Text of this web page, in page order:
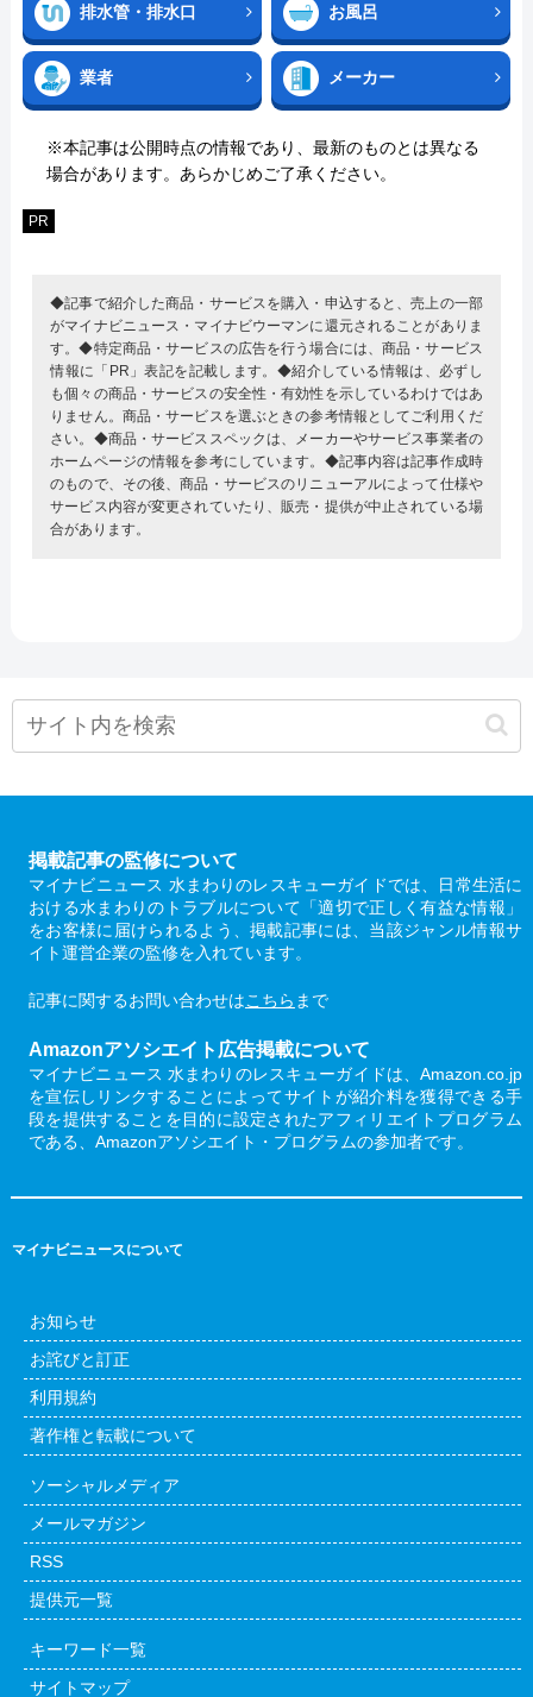
排水管・排水口 お風呂
業者 メーカー
※本記事は公開時点の情報であり、最新のものとは異なる
場合があります。あらかじめご了承ください。
PR
◆記事で紹介した商品・サービスを購入・申込すると、売上の一部
がマイナビニュース・マイナビウーマンに還元されることがありま
す。◆特定商品・サービスの広告を行う場合には、商品・サービス
情報に「PR」表記を記載します。◆紹介している情報は、必ずし
も個々の商品・サービスの安全性・有効性を示しているわけではあ
りません。商品・サービスを選ぶときの参考情報としてご利用くだ
さい。◆商品・サービススペックは、メーカーやサービス事業者の
ホームページの情報を参考にしています。◆記事内容は記事作成時
のもので、その後、商品・サービスのリニューアルによって仕様や
サービス内容が変更されていたり、販売・提供が中止されている場
合があります。
掲載記事の監修について
マイナビニュース 水まわりのレスキューガイドでは、日常生活に
おける水まわりのトラブルについて「適切で正しく有益な情報」
をお客様に届けられるよう、掲載記事には、当該ジャンル情報サ
イト運営企業の監修を入れています。
記事に関するお問い合わせはこちら まで
Amazonアソシエイト広告掲載について
マイナビニュース 水まわりのレスキューガイドは、Amazon.co.jp
を宣伝しリンクすることによってサイトが紹介料を獲得できる手
段を提供することを目的に設定されたアフィリエイトプログラム
である、Amazonアソシエイト・プログラムの参加者です。
マイナビニュースについて
お知らせ
お詫びと訂正
利用規約
著作権と転載について
ソーシャルメディア
メールマガジン
RSS
提供元一覧
キーワード一覧
サイトマップ